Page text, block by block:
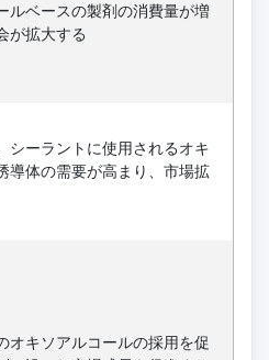
ルベースの製剤の消費量が増
が拡大する
シーラントに使用されるオキ
導体の需要が高まり、市場拡
オキソアルコールの採用を促